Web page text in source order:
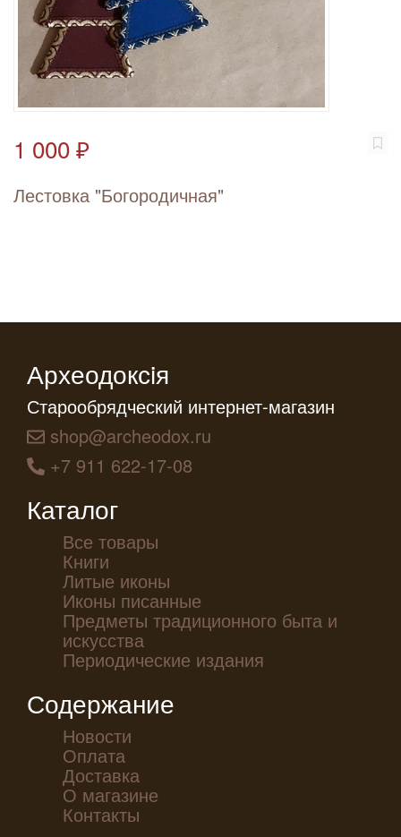
1 000 ₽
Лестовка "Богородичная"
Археодоксiя
Старообрядческий интернет-магазин
shop@archeodox.ru
+7 911 622-17-08
Каталог
Все товары
Книги
Литые иконы
Иконы писанные
Предметы традиционного быта и
искусства
Периодические издания
Содержание
Новости
Оплата
Доставка
О магазине
Контакты